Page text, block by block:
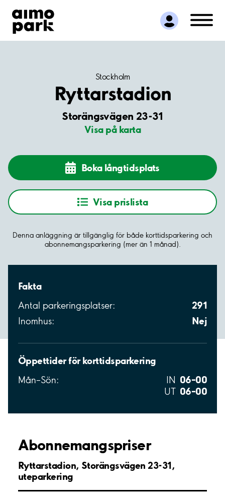
Hitta parkering
Samarbete
Kundservice
Stockholm
Ryttarstadion
Storängsvägen 23-31
Visa på karta
Boka långtidsplats
Visa prislista
Denna anläggning är tillgänglig för både korttidsparkering och
abonnemangsparkering (mer än 1 månad).
Fakta
Antal parkeringsplatser: 291
Inomhus: Nej
Öppettider för korttidsparkering
Mån–Sön: IN 06–00
UT 06–00
Abonnemangspriser
Ryttarstadion, Storängsvägen 23-31,
uteparkering